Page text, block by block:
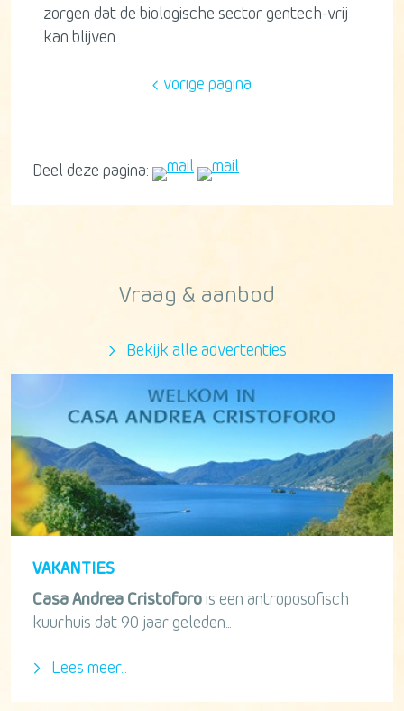
zorgen dat de biologische sector gentech-vrij
kan blijven.
vorige pagina
Deel deze pagina:
Vraag & aanbod
Bekijk alle advertenties
VAKANTIES
Casa Andrea Cristoforo is een antroposofisch
kuurhuis dat 90 jaar geleden...
Lees meer...